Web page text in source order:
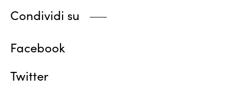
Condividi su
Facebook
Twitter